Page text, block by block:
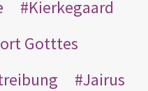
Kierkegaard
Gotttes
Jairus